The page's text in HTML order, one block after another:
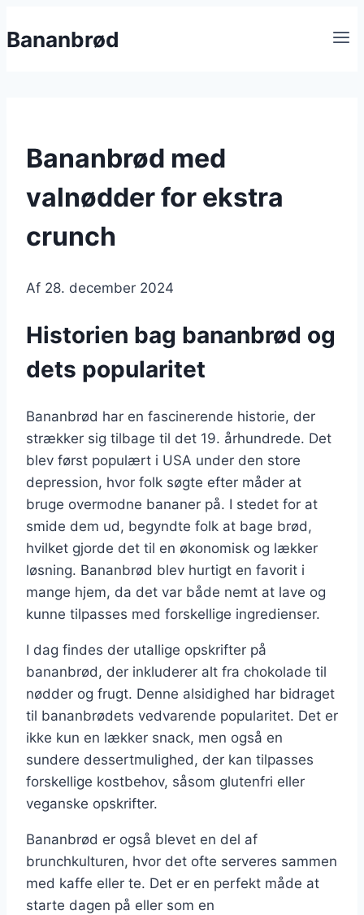
til
Bananbrød
Bananbrød med
valnødder for ekstra
crunch
Af 28. december 2024
Historien bag bananbrød og
dets popularitet
Bananbrød har en fascinerende historie, der
strækker sig tilbage til det 19. århundrede. Det
blev først populært i USA under den store
depression, hvor folk søgte efter måder at
bruge overmodne bananer på. I stedet for at
smide dem ud, begyndte folk at bage brød,
hvilket gjorde det til en økonomisk og lækker
løsning. Bananbrød blev hurtigt en favorit i
mange hjem, da det var både nemt at lave og
kunne tilpasses med forskellige ingredienser.
I dag findes der utallige opskrifter på
bananbrød, der inkluderer alt fra chokolade til
nødder og frugt. Denne alsidighed har bidraget
til bananbrødets vedvarende popularitet. Det er
ikke kun en lækker snack, men også en
sundere dessertmulighed, der kan tilpasses
forskellige kostbehov, såsom glutenfri eller
veganske opskrifter.
Bananbrød er også blevet en del af
brunchkulturen, hvor det ofte serveres sammen
med kaffe eller te. Det er en perfekt måde at
starte dagen på eller som en